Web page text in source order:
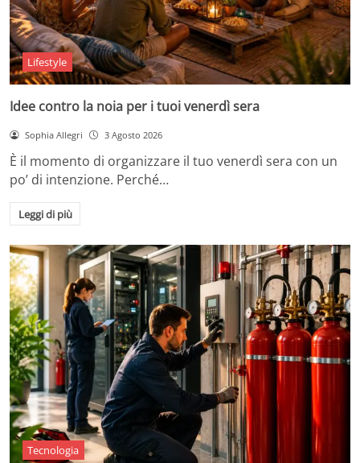
Lifestyle
Idee contro la noia per i tuoi venerdì sera
Sophia Allegri 3 Agosto 2026
È il momento di organizzare il tuo venerdì sera con un
po’ di intenzione. Perché…
Leggi di più
Tecnologia